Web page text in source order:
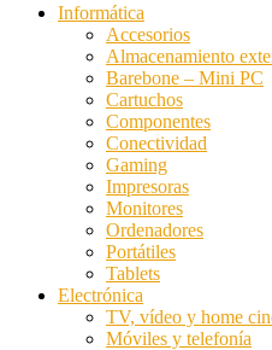
Informática
Accesorios
Almacenamiento
Barebone – Mini PC
Cartuchos
Componentes
Conectividad
Gaming
Impresoras
Monitores
Ordenadores
Portátiles
Tablets
Electrónica
TV, vídeo y home
Móviles y telefonía